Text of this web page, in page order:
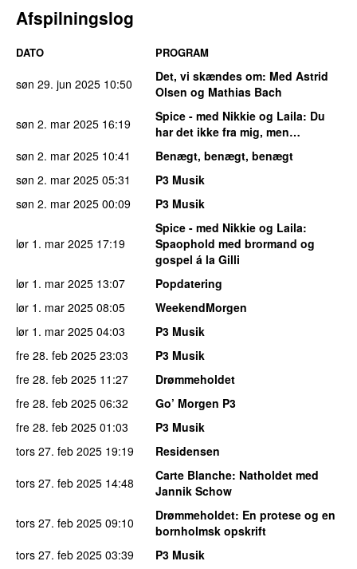
Afspilningslog
DATO PROGRAM
søn 29. jun 2025 10:50 Det, vi skændes om: Med Astrid
Olsen og Mathias Bach
søn 2. mar 2025 16:19 Spice - med Nikkie og Laila: Du
har det ikke fra mig, men…
søn 2. mar 2025 10:41
Benægt, benægt, benægt
søn 2. mar 2025 05:31
P3 Musik
søn 2. mar 2025 00:09 P3 Musik
lør 1. mar 2025 17:19
Spice - med Nikkie og Laila:
Spaophold med brormand og
gospel á la Gilli
lør 1. mar 2025 13:07
Popdatering
lør 1. mar 2025 08:05
WeekendMorgen
lør 1. mar 2025 04:03
P3 Musik
fre 28. feb 2025 23:03
P3 Musik
fre 28. feb 2025 11:27
Drømmeholdet
fre 28. feb 2025 06:32
Go’ Morgen P3
fre 28. feb 2025 01:03
P3 Musik
tors 27. feb 2025 19:19
Residensen
tors 27. feb 2025 14:48 Carte Blanche: Natholdet med
Jannik Schow
tors 27. feb 2025 09:10 Drømmeholdet: En protese og en
bornholmsk opskrift
tors 27. feb 2025 03:39
P3 Musik